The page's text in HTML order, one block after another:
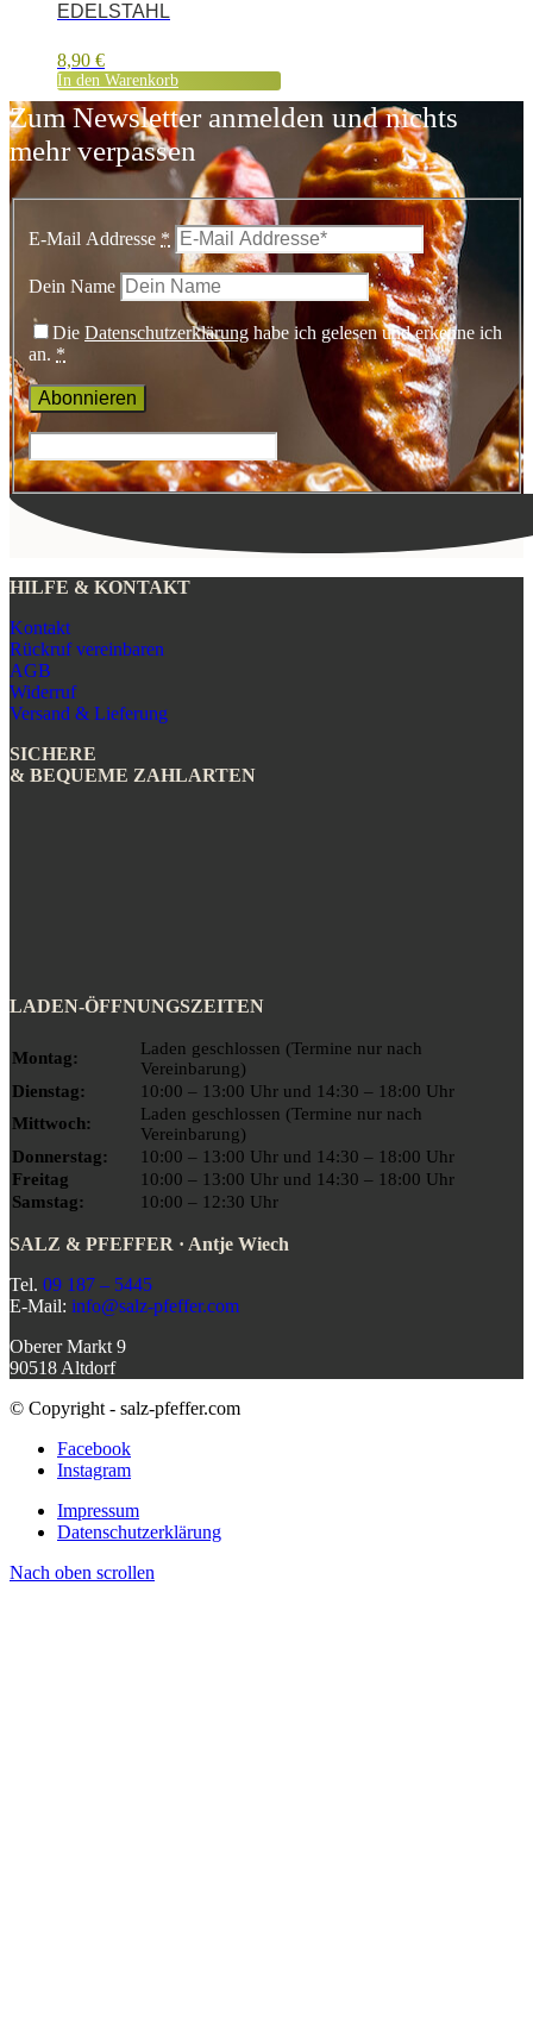
EDELSTAHL
8,90 €
In den Warenkorb
Zum Newsletter anmelden und nichts
mehr verpassen
E-Mail Addresse *
Dein Name
Die Datenschutzerklärung habe ich gelesen und erkenne ich
an. *
HILFE & KONTAKT
Kontakt
Rückruf vereinbaren
AGB
Widerruf
Versand & Lieferung
SICHERE
& BEQUEME ZAHLARTEN
LADEN-ÖFFNUNGSZEITEN
Montag:
Laden geschlossen (Termine nur nach
Vereinbarung)
Dienstag:
10:00 – 13:00 Uhr und 14:30 – 18:00 Uhr
Mittwoch:
Laden geschlossen (Termine nur nach
Vereinbarung)
Donnerstag:
10:00 – 13:00 Uhr und 14:30 – 18:00 Uhr
Freitag
10:00 – 13:00 Uhr und 14:30 – 18:00 Uhr
Samstag:
10:00 – 12:30 Uhr
SALZ & PFEFFER · Antje Wiech
Tel. 09 187 – 5445
E-Mail: info@salz-pfeffer.com
Oberer Markt 9
90518 Altdorf
© Copyright - salz-pfeffer.com
Facebook
Instagram
Impressum
Datenschutzerklärung
Nach oben scrollen